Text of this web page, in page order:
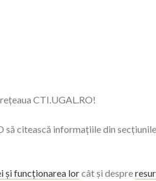
CTI.UGAL.RO!
citească informațiile din
și funcționarea lorcât și despre